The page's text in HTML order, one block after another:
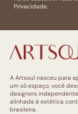
Privacidade.
A Artsoul nasceu para
um só espaço, você
designers
alinhada à estética
brasileira.